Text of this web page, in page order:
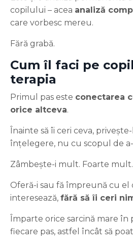
copilului – acea analiză
care vorbesc mereu.
Fără grabă.
Cum îl faci pe
terapia
Primul pas este conectarea
orice altceva.
Înainte să îi ceri ceva,
înțelegere, nu cu scopul de
Zâmbește-i mult. Foarte mult.
Oferă-i sau fă împreună cu el
interesează, fără să îi ceri
Împarte orice sarcină mare în
fiecare pas, astfel încât să